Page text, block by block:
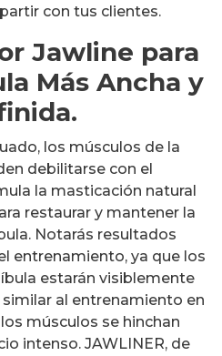
con tus clientes.
Jawline para
Más Ancha y
los músculos de la
debilitarse con el
la masticación natural
restaurar y mantener la
Notarás resultados
entrenamiento, ya que los
estarán visiblemente
al entrenamiento en
músculos se hinchan
intenso. JAWLINER, de